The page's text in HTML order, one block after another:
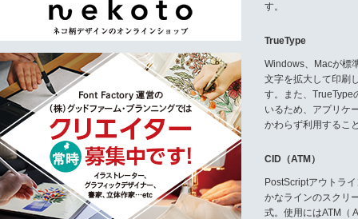
す。
TrueType
Windows、Macが標
文字を拡大して印刷
す。また、TrueType
いるため、アプリケ
かわらず利用するこ
CID（ATM）
PostScriptアウトラ
かなラインのスクリ
式。使用にはATM（